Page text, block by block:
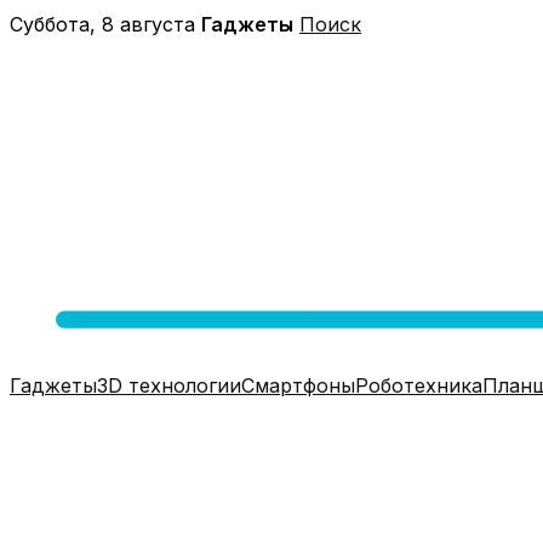
Перейти
Суббота, 8 августа Гаджеты Поиск
Гаджеты3D технологииСмартфоныРоботехника